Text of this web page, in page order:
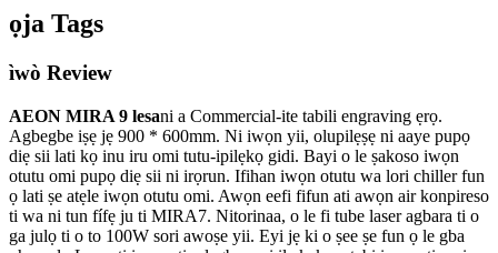
ọja Tags
ìwò Review
AEON MIRA 9 lesani a Commercial-ite tabili engraving ẹrọ.
Agbegbe iṣẹ jẹ 900 * 600mm. Ni iwọn yii, olupilẹṣẹ ni aaye pupọ
diẹ sii lati kọ inu iru omi tutu-ipilẹkọ gidi. Bayi o le ṣakoso iwọn
otutu omi pupọ diẹ sii ni irọrun. Ifihan iwọn otutu wa lori chiller fun
ọ lati ṣe atẹle iwọn otutu omi. Awọn eefi fifun ati awọn air konpireso
ti wa ni tun fífẹ ju ti MIRA7. Nitorinaa, o le fi tube laser agbara ti o
ga julọ ti o to 100W sori awoṣe yii. Eyi jẹ ki o ṣee ṣe fun ọ le gba